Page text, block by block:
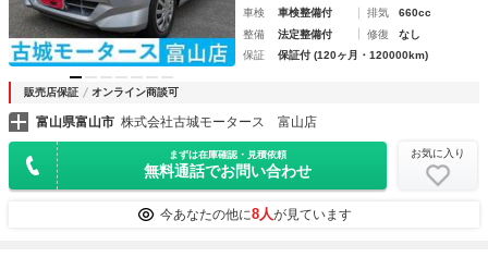
車検
車検整備付 排気
660cc
整備
法定整備付 修復
なし
保証
保証付 (120ヶ月・120000km)
販売店保証 オンライン商談可
富山県富山市 株式会社古城モータース 富山店
まずは在庫確認・見積依頼
無料通話でお問い合わせ
お気に入り
今あなたの他に8人が見ています